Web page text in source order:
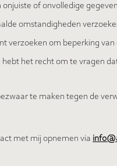
of onvolledige
omstandigheden
verzoeken om beperking
hebt het recht om te vragen
te maken tegen de
met mij opnemen via